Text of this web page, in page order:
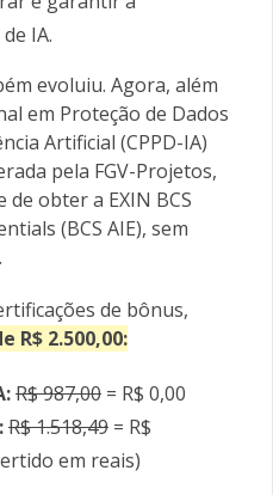
IA.
evoluiu. Agora, além
em Proteção de Dados
Artificial (CPPD-IA)
pela FGV-Projetos,
obter a EXIN BCS
(BCS AIE), sem
de bônus,
R$ 2.500,00:
R$ 987,00 = R$ 0,00
R$ 1.518,49 = R$
em reais)